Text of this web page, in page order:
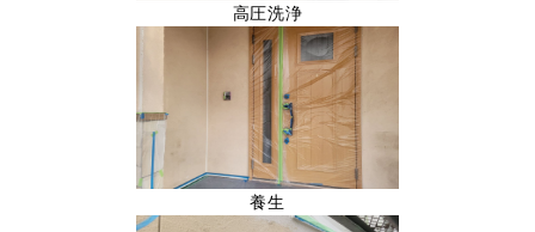
高圧洗浄
養生